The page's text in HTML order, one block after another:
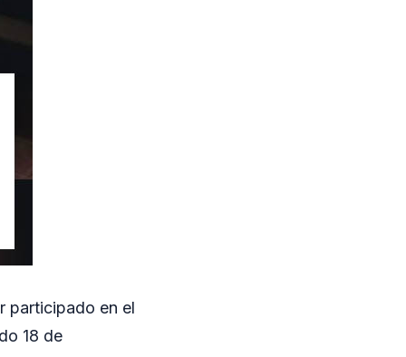
participado en el
18 de